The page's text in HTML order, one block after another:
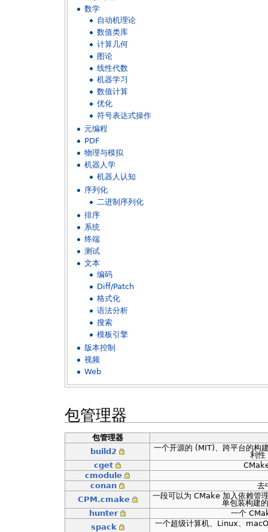
数学
自动机理论
数值类库
计算几何
图论
线性代数
机器学习
数值计算
优化
符号表达式操作
元编程
PDF
物理与模拟
机器人学
机器人认知
序列化
二进制序列化
排序
系统
终端
测试
文本
编码
Diff/Patch
格式化
语法分析
搜索
模板引擎
版本控制
视频
Web
包管理器
包管理器
build2
一个开源的 (MIT)、跨平台的构
利性
cget
cmodule
conan
去
CPM.cmake
一段可以为 CMake 加入依赖管
单包装构建
hunter
一个
spack
一个超级计算机、Linux、